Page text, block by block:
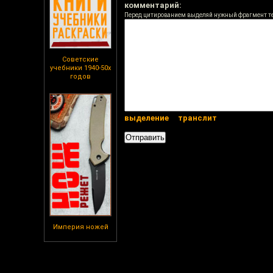
Советские
учебники 1940-50х
годов
Империя ножей
комментарий:
Перед цитированием выделяй нужный фрагмент
выделение транслит